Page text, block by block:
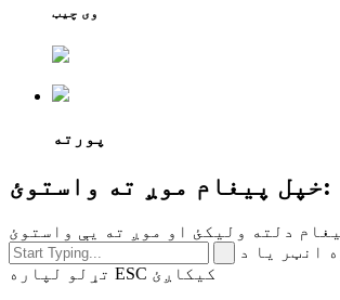
وی چیټ
پورته
خپل پیغام موږ ته واستوئ:
دلته ولیکئ او موږ ته یې واستوئ
انټر یا د
تړلو لپاره ESC کیکاږئ